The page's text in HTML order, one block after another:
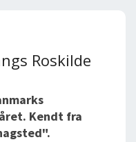
Roskilde
Kendt fra